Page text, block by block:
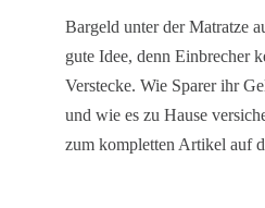
Bargeld unter der Matratze
gute Idee, denn Einbrecher
Verstecke. Wie Sparer ihr
und wie es zu Hause
zum kompletten Artikel auf